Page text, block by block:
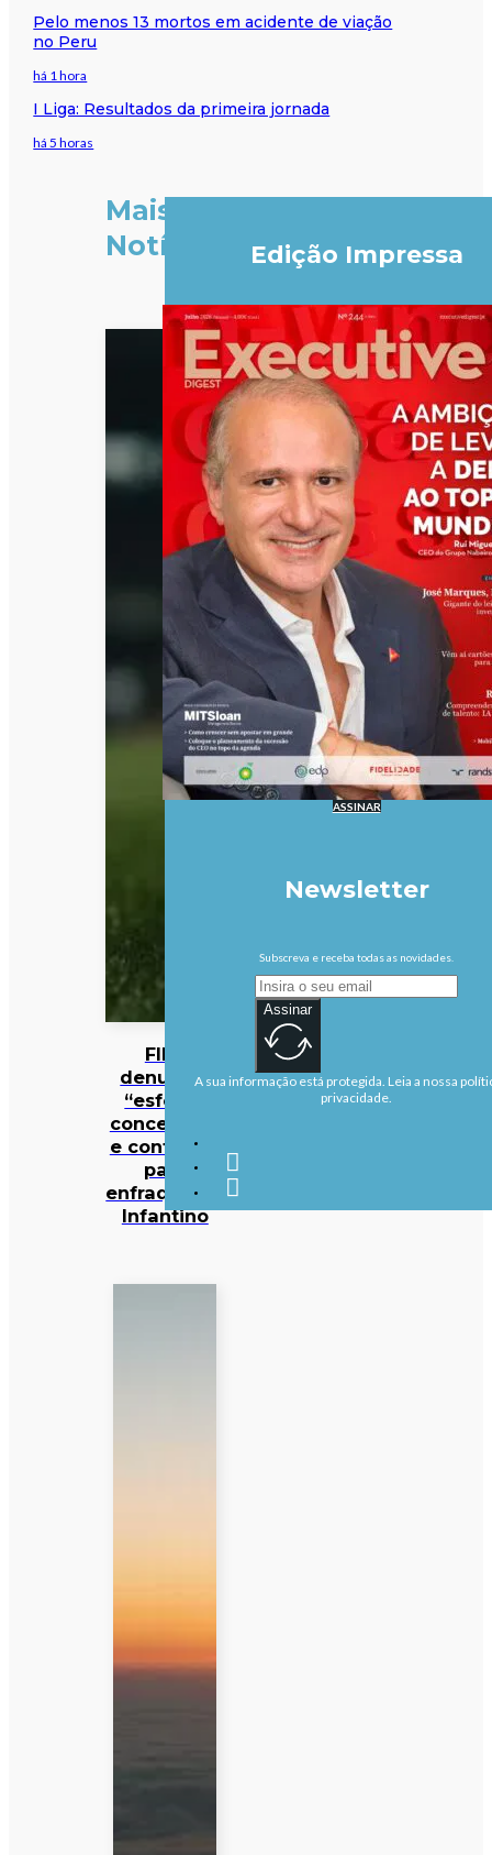
Pelo menos 13 mortos em acidente de viação
no Peru
há 1 hora
I Liga: Resultados da primeira jornada
há 5 horas
Mais
Notícias
FIFA
denuncia
“esforço
concertado
e contínuo”
para
enfraquecer
Infantino
Edição Impressa
ASSINAR
Newsletter
Subscreva e receba todas as novidades.
Assinar
A sua informação está protegida. Leia a nossa
privacidade.